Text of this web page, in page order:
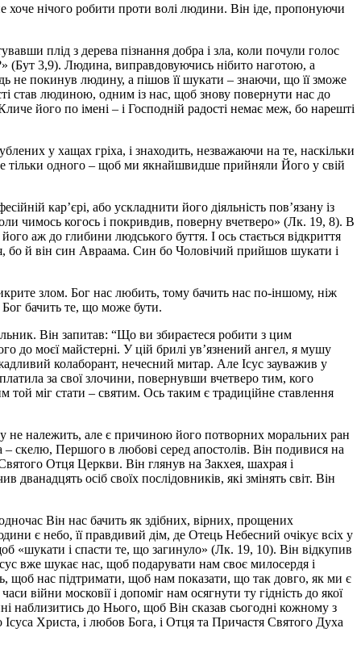
нічого робити проти волі людини. Він іде, пропонуючи
плід з дерева пізнання добра і зла, коли почули голос
(Бут 3,9). Людина, виправдовуючись нібито наготою, а
не покинув людину, а пішов її шукати – знаючи, що її зможе
став людиною, одним із нас, щоб знову повернути нас до
його по імені – і Господній радості немає меж, бо нарешті
у хащах гріха, і знаходить, незважаючи на те, наскільки
тільки одного – щоб ми якнайшвидше прийняли Його у свій
кар’єрі, або ускладнити його діяльність пов’язану із
чимось когось і покривдив, поверну вчетверо» (Лк. 19, 8). В
аж до глибини людського буття. І ось стається відкриття
бо й він син Авраама. Син бо Чоловічий прийшов шукати і
злом. Бог нас любить, тому бачить нас по-іншому, ніж
бачить те, що може бути.
Він запитав: “Що ви збираєтеся робити з цим
до моєї майстерні. У цій брилі ув’язнений ангел, я мушу
колаборант, нечесний митар. Але Ісус зауважив у
за свої злочини, повернувши вчетверо тим, кого
міг стати – святим. Ось таким є традиційне ставлення
не належить, але є причиною його потворних моральних ран
– скелю, Першого в любові серед апостолів. Він подивися на
Отця Церкви. Він глянув на Закхея, шахрая і
осіб своїх послідовників, які змінять світ. Він
Він нас бачить як здібних, вірних, прощених
є небо, її правдивий дім, де Отець Небесний очікує всіх у
«шукати і спасти те, що загинуло» (Лк. 19, 10). Він відкупив
вже шукає нас, щоб подарувати нам своє милосердя і
щоб нас підтримати, щоб нам показати, що так довго, як ми є
московії і допоміг нам осягнути ту гідність до якої
наблизитись до Нього, щоб Він сказав сьогодні кожному з
Христа, і любов Бога, і Отця та Причастя Святого Духа